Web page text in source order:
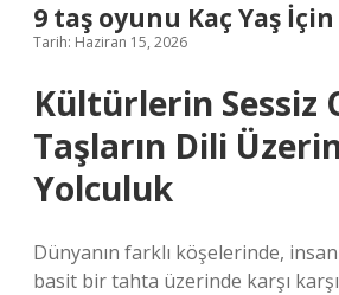
9 taş oyunu Kaç Yaş
Tarih: Haziran 15, 2026
Kültürlerin Sessiz
Taşların Dili
Yolculuk
Dünyanın farklı köşelerinde,
basit bir tahta üzerinde karşı